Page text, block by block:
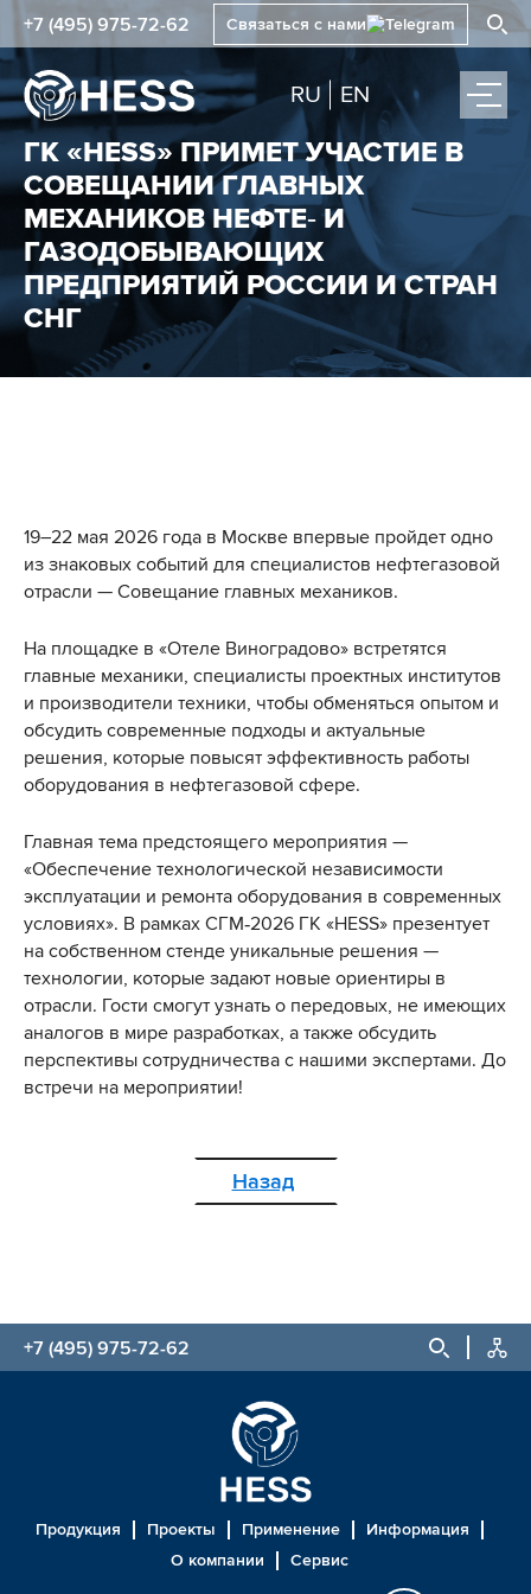
+7 (495) 975-72-62 Связаться с нами
RU EN
ГК «HESS» ПРИМЕТ УЧАСТИЕ В
СОВЕЩАНИИ ГЛАВНЫХ
МЕХАНИКОВ НЕФТЕ‑ И
ГАЗОДОБЫВАЮЩИХ
ПРЕДПРИЯТИЙ РОССИИ И СТРАН
СНГ
19–22 мая 2026 года в Москве впервые пройдет одно
из знаковых событий для специалистов нефтегазовой
отрасли — Совещание главных механиков.
На площадке в «Отеле Виноградово» встретятся
главные механики, специалисты проектных институтов
и производители техники, чтобы обменяться опытом и
обсудить современные подходы и актуальные
решения, которые повысят эффективность работы
оборудования в нефтегазовой сфере.
Главная тема предстоящего мероприятия —
«Обеспечение технологической независимости
эксплуатации и ремонта оборудования в современных
условиях». В рамках СГМ‑2026 ГК «HESS» презентует
на собственном стенде уникальные решения —
технологии, которые задают новые ориентиры в
отрасли. Гости смогут узнать о передовых, не имеющих
аналогов в мире разработках, а также обсудить
перспективы сотрудничества с нашими экспертами. До
встречи на мероприятии!
Назад
+7 (495) 975-72-62
Продукция Проекты Применение
Информация
О компании
Сервис